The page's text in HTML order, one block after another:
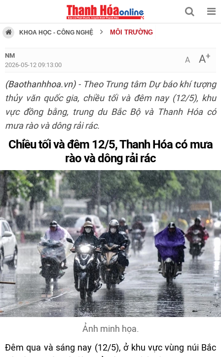
KHOA HỌC - CÔNG NGHỆ MÔI TRƯỜNG
NM
2026-05-12 09:13:00
A A+
(Baothanhhoa.vn)- Theo Trung tâm Dự báo khí tượng
thủy văn quốc gia, chiều tối và đêm nay (12/5), khu
vực đồng bằng, trung du Bắc Bộ và Thanh Hóa có
mưa rào và dông rải rác.
Chiều tối và đêm 12/5, Thanh Hóa có mưa
rào và dông rải rác
Ảnh minh họa.
Đêm qua và sáng nay (12/5), ở khu vực vùng núi Bắc